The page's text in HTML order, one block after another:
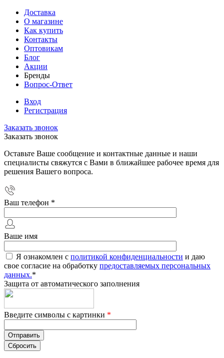
Доставка
О магазине
Как купить
Контакты
Оптовикам
Блог
Акции
Бренды
Вопрос-Ответ
Вход
Регистрация
Заказать звонок
Заказать звонок
Оставьте Ваше сообщение и контактные данные и наши
специалисты свяжутся с Вами в ближайшее рабочее время для
решения Вашего вопроса.
Ваш телефон *
Ваше имя
Я ознакомлен с политикой конфиденциальности и даю
свое согласие на обработку предоставляемых персональных
данных.*
Защита от автоматического заполнения
Введите символы с картинки *